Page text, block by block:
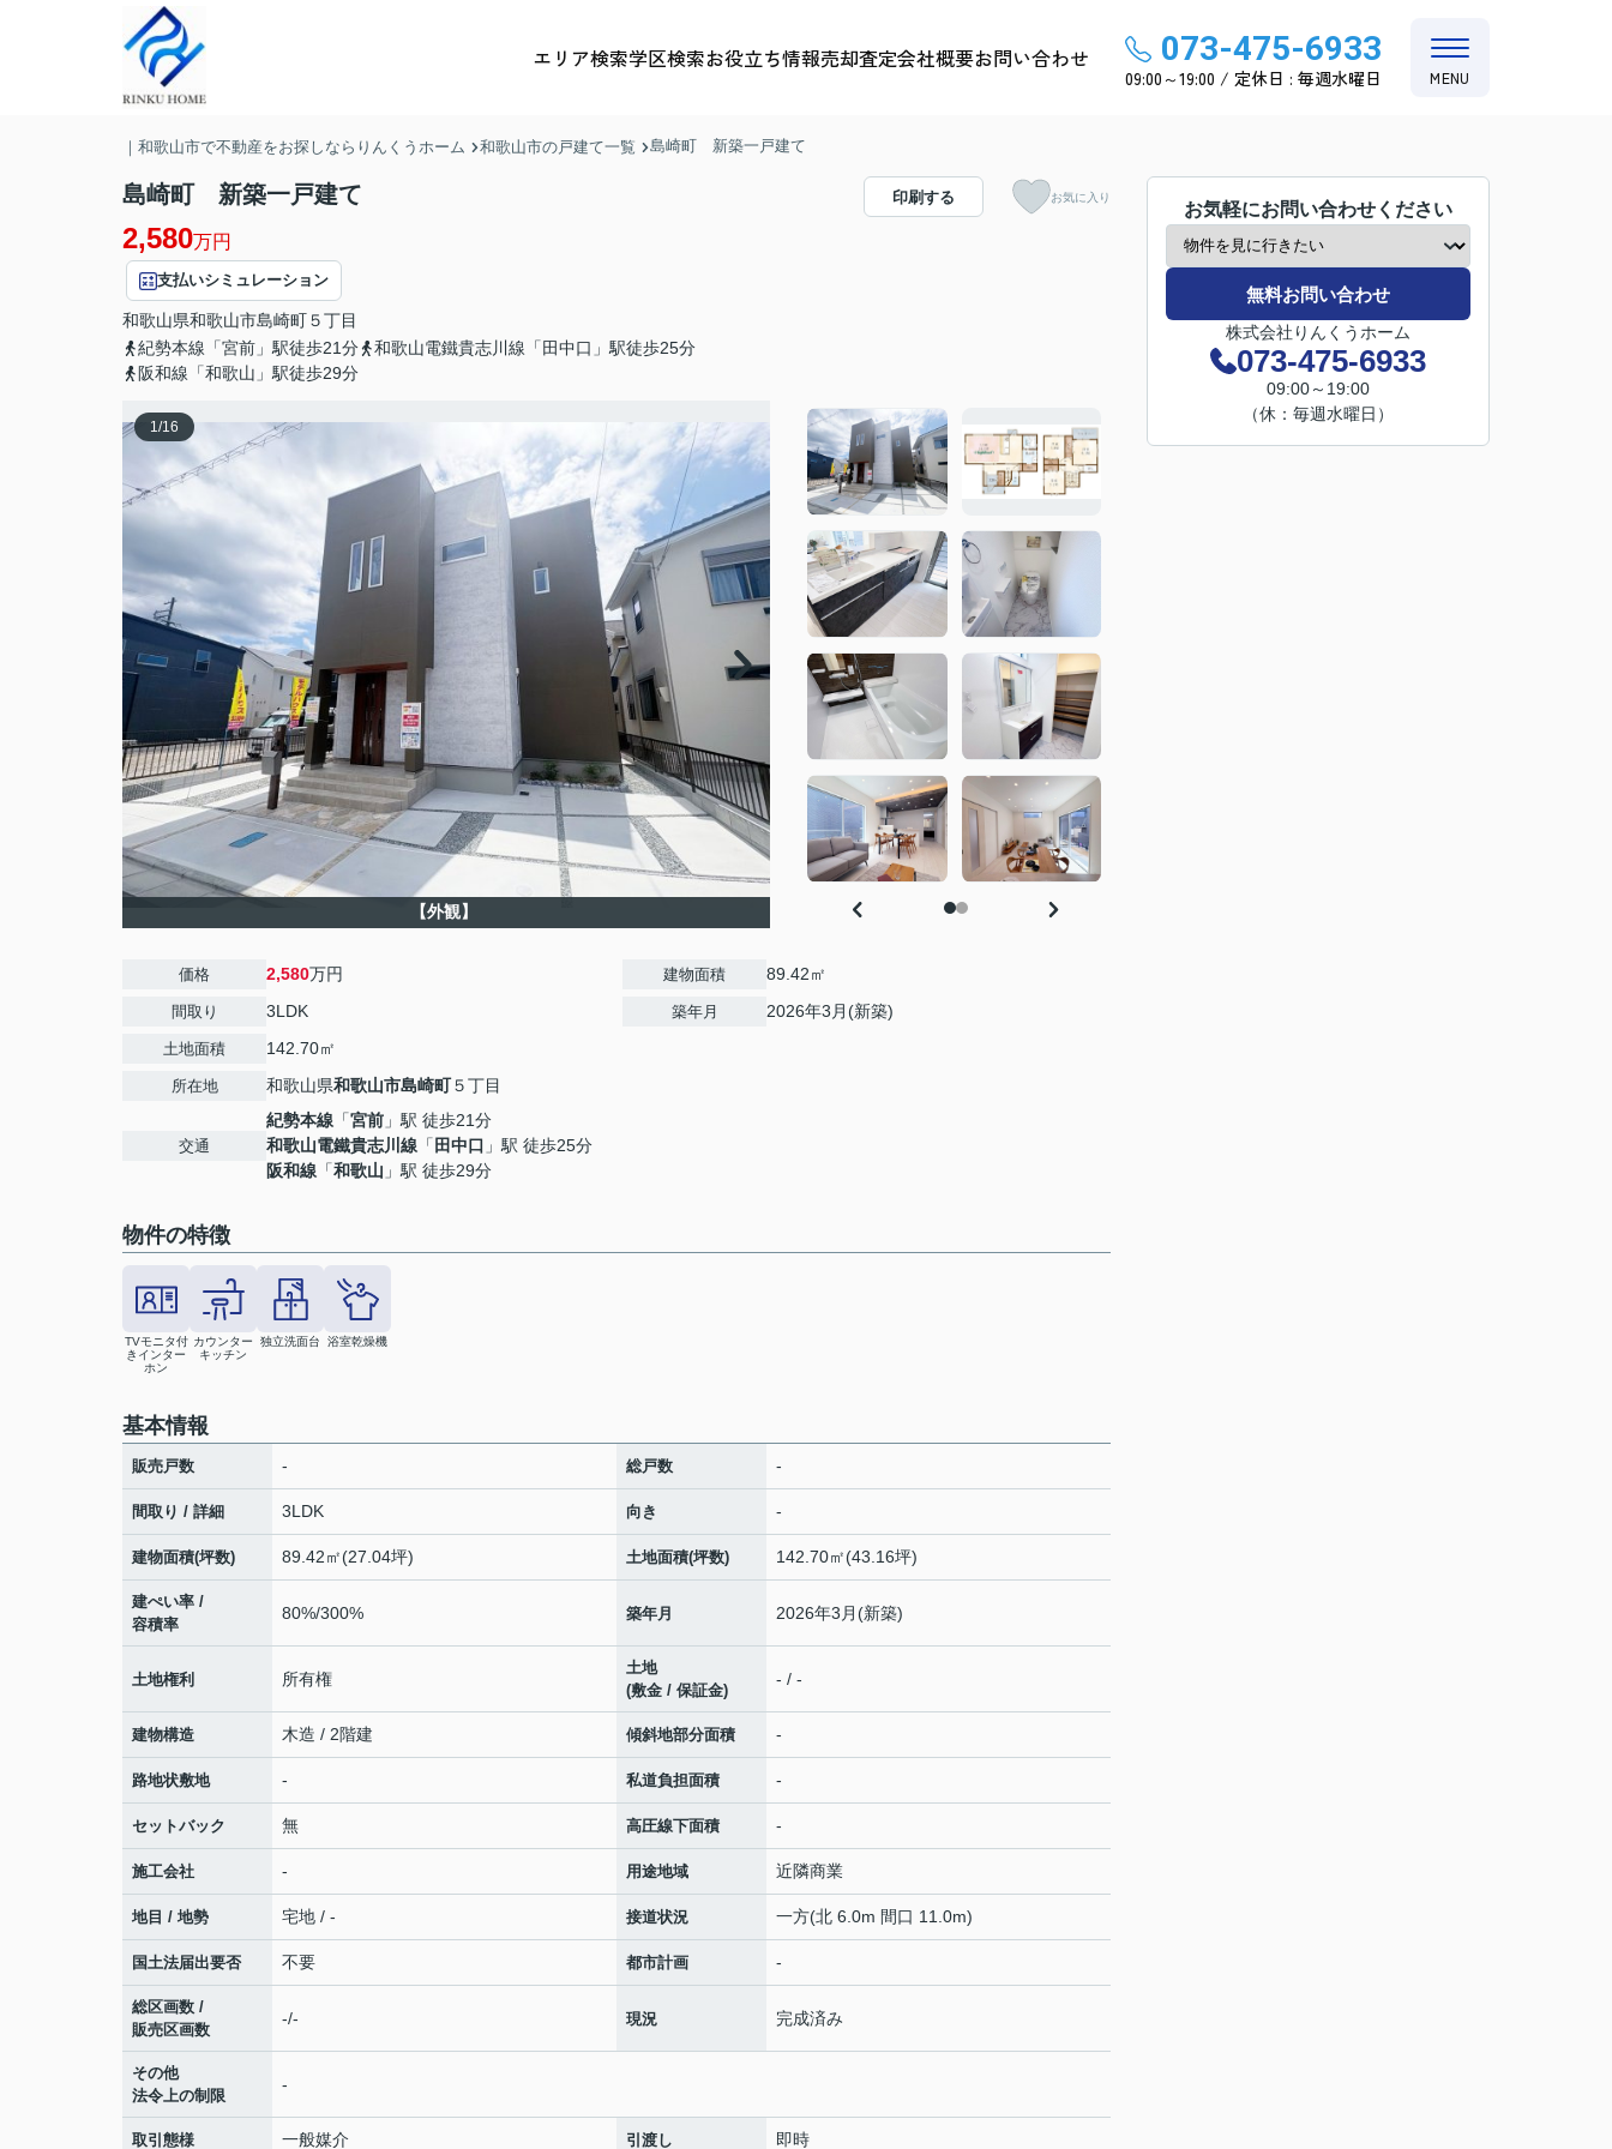
エリア検索学区検索お役立ち情報売却査定会社概要お問い合わせ 073-475-6933
09:00～19:00 / 定休日 : 毎週水曜日 MENU
｜和歌山市で不動産をお探しならりんくうホーム 和歌山市の戸建て一覧 島崎町 新築一戸建て
島崎町 新築一戸建て
2,580万円
支払いシミュレーション
和歌山県和歌山市島崎町５丁目
紀勢本線「宮前」駅徒歩21分
和歌山電鐵貴志川線「田中口」駅徒歩25分
阪和線「和歌山」駅徒歩29分
印刷する お気に入り
1/16
【外観】
価格 2,580万円
間取り 3LDK
土地面積 142.70㎡
所在地 和歌山県和歌山市島崎町５丁目
交通
紀勢本線 「宮前 」駅 徒歩21分
和歌山電鐵貴志川線 「 田中口 」駅 徒歩25分
阪和線 「和歌山 」駅 徒歩29分
建物面積 89.42㎡
築年月 2026年3月(新築)
物件の特徴
TVモニタ付
きインター
ホン
カウンター
キッチン
独立洗面台 浴室乾燥機
基本情報
販売戸数 - 総戸数 -
間取り / 詳細 3LDK 向き -
建物面積(坪数) 89.42㎡(27.04坪) 土地面積(坪数) 142.70㎡(43.16坪)
建ぺい率 /
容積率
80%/300% 築年月 2026年3月(新築)
土地権利 所有権
土地
(敷金 / 保証金)
- / -
建物構造 木造 / 2階建 傾斜地部分面積 -
路地状敷地 - 私道負担面積 -
セットバック 無 高圧線下面積 -
施工会社 - 用途地域 近隣商業
地目 / 地勢 宅地 / - 接道状況 一方(北 6.0m 間口 11.0m)
国土法届出要否 不要 都市計画 -
総区画数 /
販売区画数
-/- 現況 完成済み
その他
法令上の制限
-
取引態様 一般媒介 引渡し 即時
お気軽にお問い合わせください
無料お問い合わせ
株式会社りんくうホーム
073-475-6933
09:00～19:00
（休：毎週水曜日）